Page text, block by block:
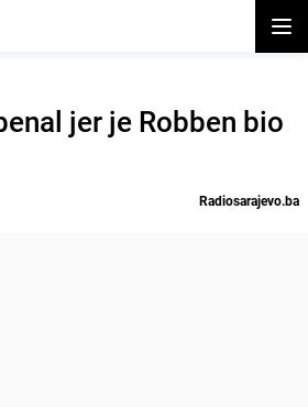
jer je Robben bio
Radiosarajevo.ba